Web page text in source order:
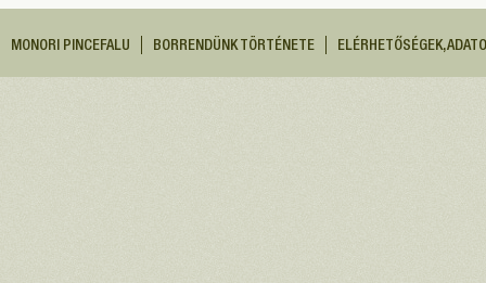
MONORI PINCEFALU BORRENDÜNK TÖRTÉNETE ELÉRHETŐSÉGEK,